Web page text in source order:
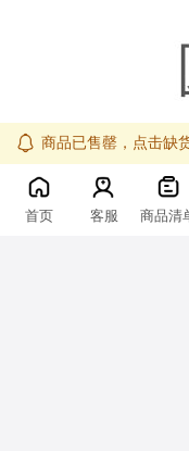
商品已售罄，点击缺
首页 客服 商品清